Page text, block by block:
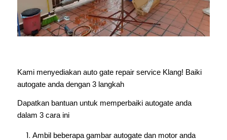
Kami menyediakan auto gate repair service Klang! Baiki
autogate anda dengan 3 langkah
Dapatkan bantuan untuk memperbaiki autogate anda
dalam 3 cara ini
Ambil beberapa gambar autogate dan motor anda